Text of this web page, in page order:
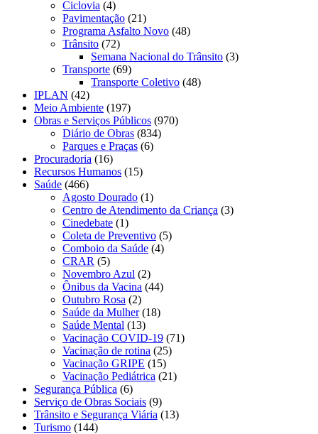
Ciclovia (4)
Pavimentação (21)
Programa Asfalto Novo (48)
Trânsito (72)
Semana Nacional do Trânsito (3)
Transporte (69)
Transporte Coletivo (48)
IPLAN (42)
Meio Ambiente (197)
Obras e Serviços Públicos (970)
Diário de Obras (834)
Parques e Praças (6)
Procuradoria (16)
Recursos Humanos (15)
Saúde (466)
Agosto Dourado (1)
Centro de Atendimento da Criança (3)
Cinedebate (1)
Coleta de Preventivo (5)
Comboio da Saúde (4)
CRAR (5)
Novembro Azul (2)
Ônibus da Vacina (44)
Outubro Rosa (2)
Saúde da Mulher(18)
Saúde Mental (13)
Vacinação COVID-19 (71)
Vacinação de rotina (25)
Vacinação GRIPE (15)
Vacinação Pediátrica (21)
Segurança Pública (6)
Serviço de Obras Sociais (9)
Trânsito e Segurança Viária (13)
Turismo (144)